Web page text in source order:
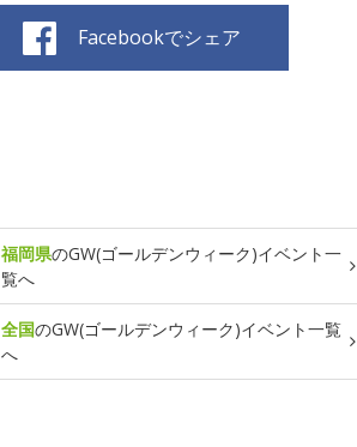
Facebookでシェア
福岡県のGW(ゴールデンウィーク)イベント一
覧へ
全国のGW(ゴールデンウィーク)イベント一覧
へ